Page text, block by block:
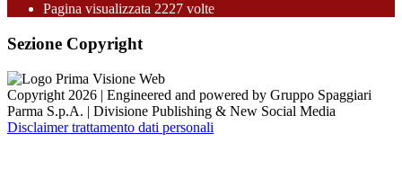
Pagina visualizzata 2227 volte
Sezione Copyright
Copyright 2026 | Engineered and powered by Gruppo Spaggiari
Parma S.p.A. | Divisione Publishing & New Social Media
Disclaimer trattamento dati personali